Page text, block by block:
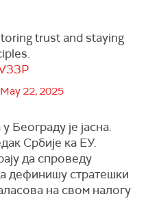
trust and staying
May 22, 2025
Београду је јасна.
Србије ка ЕУ.
да спроведу
дефинишу стратешки
на свом налогу